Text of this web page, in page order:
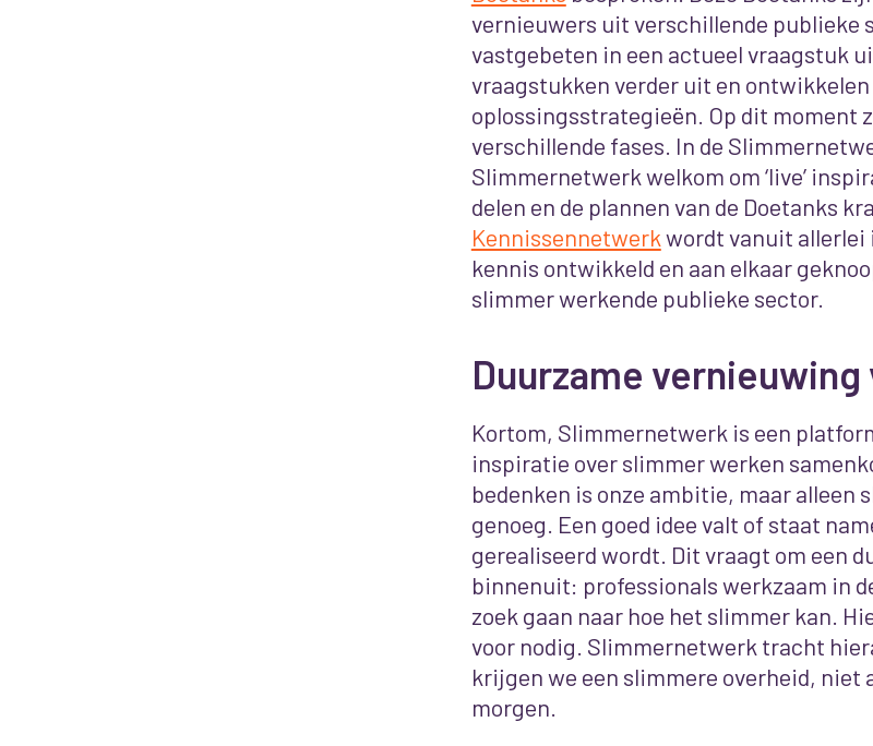
vernieuwers uit verschillende publieke
vastgebeten in een actueel vraagstuk
vraagstukken verder uit en
oplossingsstrategieën. Op dit moment
verschillende fases. In de
Slimmernetwerk welkom om ‘live’
delen en de plannen van de Doetanks
Kennissennetwerkwordt vanuit allerlei
kennis ontwikkeld en aan elkaar
slimmer werkende publieke sector.
Duurzame
Kortom, Slimmernetwerk is een
inspiratie over slimmer werken
bedenken is onze ambitie, maar alleen
genoeg. Een goed idee valt of staat
gerealiseerd wordt. Dit vraagt om een
binnenuit: professionals werkzaam in
zoek gaan naar hoe het slimmer kan.
voor nodig. Slimmernetwerk tracht
krijgen we een slimmere overheid, niet
morgen.